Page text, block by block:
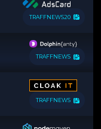
TRAFFNEWS20
TRAFFNEWS
TRAFFNEWS